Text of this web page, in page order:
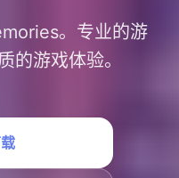
。专业的游
的游戏体验。